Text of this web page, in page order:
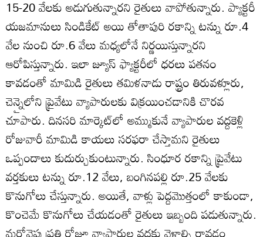
15-20 వేలకు అడుగుతున్నారని రైతులు వాపోతున్నారు. ప్యాక్టరీ
యజమానులు సిండికేట్‌ అయి తోతాపురి రకాన్ని టన్ను రూ.4
వేల నుంచి రూ.6 వేలు మధ్యలోనే నిర్ణయిస్తున్నారని
ఆరోపిస్తున్నారు. ఇలా జ్యూస్‌ ఫ్యాక్టరీలో ధరలు పతనం
కావడంతో మామిడి రైతులు తమిళనాడు రాష్ట్రం తిరువళ్లూరు,
చెన్నైలోని ప్రైవేటు వ్యాపారులకు విక్రయించడానికి చొరవ
చూపారు. దినసరి మార్కెట్‌లో అమ్ముకునే వ్యాపారుల వద్దకెళ్లి
రోజువారీ మామిడి కాయలు సరఫరా చేస్తామని రైతులు
ఒప్పందాలు కుదుర్చుకుంటున్నారు. సింధూర రకాన్ని ప్రైవేటు
వర్తకులు టన్ను రూ.12 వేలు, బంగినపల్లి రూ.25 వేలకు
కొనుగోలు చేస్తున్నారు. అయితే, వాళ్లు పెద్దమొత్తంలో కాకుండా,
కొంచెమే కొనుగోలు చేయడంతో రైతులు ఇబ్బంది పడుతున్నారు.